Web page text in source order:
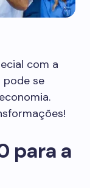
com a
pode se
para a